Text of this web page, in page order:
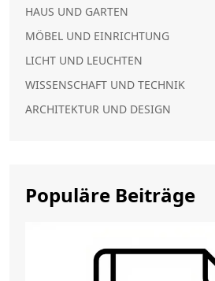
HAUS UND GARTEN
MÖBEL UND EINRICHTUNG
LICHT UND LEUCHTEN
WISSENSCHAFT UND TECHNIK
ARCHITEKTUR UND DESIGN
Populäre Beiträge